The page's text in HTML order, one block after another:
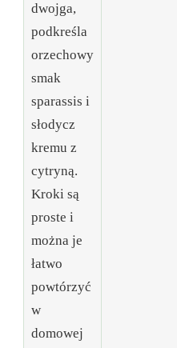
dwojga,
podkreśla
orzechowy
smak
sparassis i
słodycz
kremu z
cytryną.
Kroki są
proste i
można je
łatwo
powtórzyć
w
domowej